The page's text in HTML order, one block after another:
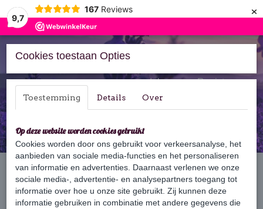
9,7
167 Reviews ×
Inloggen Registreren
Home › Verzorging › Bodylotion
Sorteer op:
Cookies toestaan Opties
Toestemming Details Over
Op deze website worden cookies gebruikt
Cookies worden door ons gebruikt voor verkeersanalyse, het
aanbieden van sociale media-functies en het personaliseren
van informatie en advertenties. Daarnaast verlenen we onze
sociale media-, advertentie- en analysepartners toegang tot
informatie over hoe u onze site gebruikt. Zij kunnen deze
informatie gebruiken in combinatie met andere gegevens die